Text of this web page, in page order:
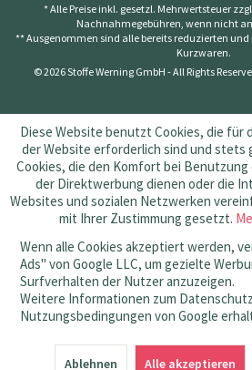
* Alle Preise inkl. gesetzl. Mehrwertsteuer
Nachnahmegebühren, wenn nicht
** Ausgenommen sind alle bereits reduzierten
Kurzwaren.
© 2026 Stoffe Werning GmbH - All Rights
Diese Website benutzt Cookies, die für
der Website erforderlich sind und stets
Cookies, die den Komfort bei
der Direktwerbung dienen oder die
Websites und sozialen Netzwerken
mit Ihrer Zustimmung gesetzt.
Wenn alle Cookies akzeptiert werden,
Ads" von Google LLC, um gezielte
Surfverhalten der Nutzer anzuzeigen.
Weitere Informationen zum
Nutzungsbedingungen von Google
Ablehnen Alle akzeptieren
SEHR GUT (4.83 / 5)
aus145Bewertungen bei: amazon.de,